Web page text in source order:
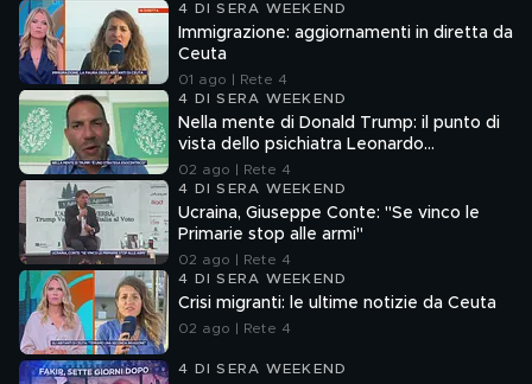
4 DI SERA WEEKEND
Immigrazione: aggiornamenti in diretta da
Ceuta
01 ago | Rete 4
4 DI SERA WEEKEND
Nella mente di Donald Trump: il punto di
vista dello psichiatra Leonardo
Mendolicchio
02 ago | Rete 4
4 DI SERA WEEKEND
Ucraina, Giuseppe Conte: "Se vinco le
Primarie stop alle armi"
02 ago | Rete 4
4 DI SERA WEEKEND
Crisi migranti: le ultime notizie da Ceuta
02 ago | Rete 4
4 DI SERA WEEKEND